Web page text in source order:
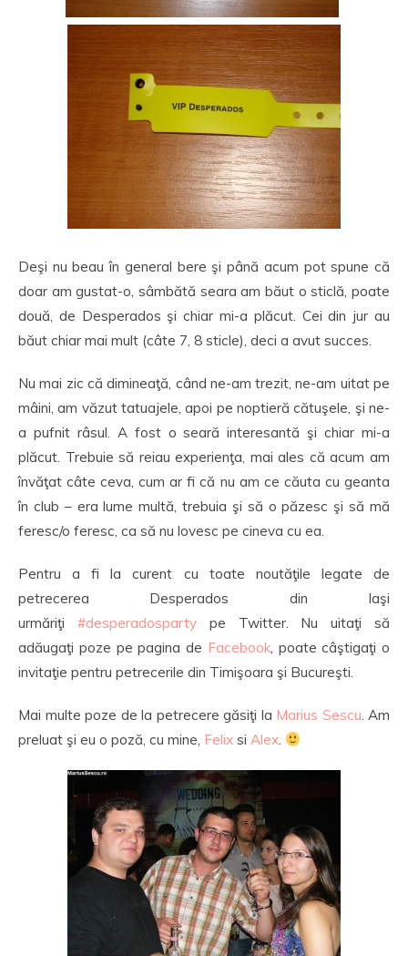
Deşi nu beau în general bere şi până acum pot spune că
doar am gustat-o, sâmbătă seara am băut o sticlă, poate
două, de Desperados şi chiar mi-a plăcut. Cei din jur au
băut chiar mai mult (câte 7, 8 sticle), deci a avut succes.
Nu mai zic că dimineaţă, când ne-am trezit, ne-am uitat pe
mâini, am văzut tatuajele, apoi pe noptieră cătuşele, şi ne-
a pufnit râsul. A fost o seară interesantă şi chiar mi-a
plăcut. Trebuie să reiau experienţa, mai ales că acum am
învăţat câte ceva, cum ar fi că nu am ce căuta cu geanta
în club – era lume multă, trebuia şi să o păzesc şi să mă
feresc/o feresc, ca să nu lovesc pe cineva cu ea.
Pentru a fi la curent cu toate noutăţile legate de
petrecerea Desperados din Iaşi
urmăriţi #desperadospartype Twitter. Nu uitaţi să
adăugaţi poze pe pagina de Facebook, poate câştigaţi o
invitaţie pentru petrecerile din Timişoara şi Bucureşti.
Mai multe poze de la petrecere găsiţi la Marius Sescu. Am
preluat şi eu o poză, cu mine, Felix si Alex.